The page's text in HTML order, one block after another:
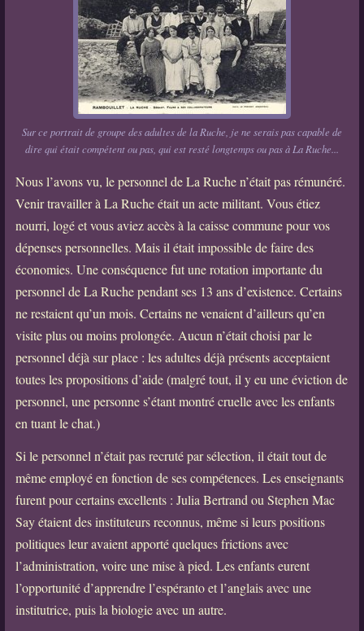
Sur ce portrait de groupe des adultes de la Ruche, je ne serais pas capable de
dire qui était compétent ou pas, qui est resté longtemps ou pas à La Ruche...
Nous l’avons vu, le personnel de La Ruche n’était pas rémunéré.
Venir travailler à La Ruche était un acte militant. Vous étiez
nourri, logé et vous aviez accès à la caisse commune pour vos
dépenses personnelles. Mais il était impossible de faire des
économies. Une conséquence fut une rotation importante du
personnel de La Ruche pendant ses 13 ans d’existence. Certains
ne restaient qu’un mois. Certains ne venaient d’ailleurs qu’en
visite plus ou moins prolongée. Aucun n’était choisi par le
personnel déjà sur place : les adultes déjà présents acceptaient
toutes les propositions d’aide (malgré tout, il y eu une éviction de
personnel, une personne s’étant montré cruelle avec les enfants
en tuant le chat.)
Si le personnel n’était pas recruté par sélection, il était tout de
même employé en fonction de ses compétences. Les enseignants
furent pour certains excellents : Julia Bertrand ou Stephen Mac
Say étaient des instituteurs reconnus, même si leurs positions
politiques leur avaient apporté quelques frictions avec
l’administration, voire une mise à pied. Les enfants eurent
l’opportunité d’apprendre l’espéranto et l’anglais avec une
institutrice, puis la biologie avec un autre.